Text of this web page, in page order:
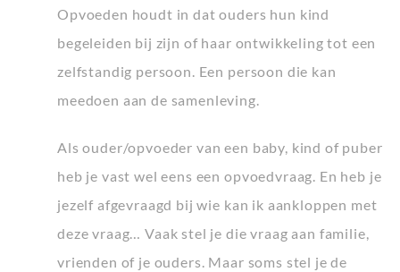
Opvoeden houdt in dat ouders hun kind
begeleiden bij zijn of haar ontwikkeling tot een
zelfstandig persoon. Een persoon die kan
meedoen aan de samenleving.
Als ouder/opvoeder van een baby, kind of puber
heb je vast wel eens een opvoedvraag. En heb je
jezelf afgevraagd bij wie kan ik aankloppen met
deze vraag… Vaak stel je die vraag aan familie,
vrienden of je ouders. Maar soms stel je de